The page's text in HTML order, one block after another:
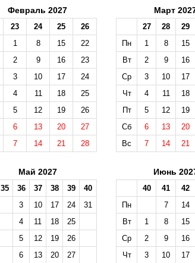
Февраль 2027
23 24 25
26
1 8 15
22
2 9 16
23
3 10 17
24
4 11 18
25
5 12 19
26
6 13 20
27
7 14 21 28
Март
27 28 29
Пн
1 8 15
Вт
2 9 16
Ср
3 10 17
Чт
4 11 18
Пт
5 12 19
Сб
6 13 20
Вс
7 14 21
Май 2027
35 36 37 38 39
40
3 10 17 24
31
4 11 18
25
5 12 19
26
6 13 20 27
Июнь
40 41 42
Пн
7 14
Вт
1 8 15
Ср
2 9 16
Чт
3 10 17